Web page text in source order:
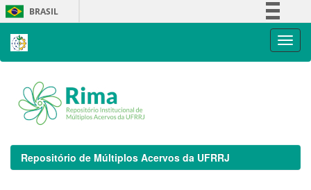
Skip
navigation
BRASIL
Repositório de Múltiplos Acervos da UFRRJ